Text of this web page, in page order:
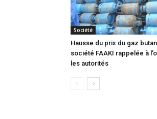
Société
Hausse du prix du gaz
société FAAKI rappelée à
les autorités